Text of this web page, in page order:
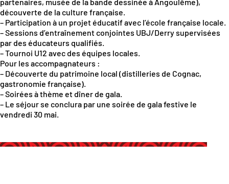
découverte de la culture française.
– Participation à un projet éducatif avec l’école française locale.
– Sessions d’entraînement conjointes UBJ/Derry supervisées
par des éducateurs qualifiés.
– Tournoi U12 avec des équipes locales.
Pour les accompagnateurs :
– Découverte du patrimoine local (distilleries de Cognac,
gastronomie française).
– Soirées à thème et dîner de gala.
– Le séjour se conclura par une soirée de gala festive le
vendredi 30 mai.